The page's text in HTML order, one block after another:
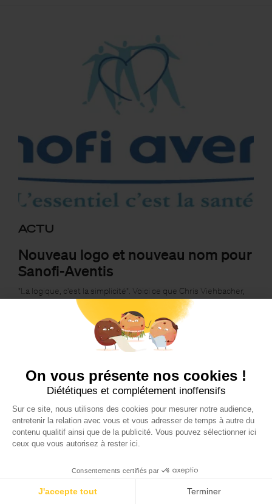
ACTU
Nouveau logo et nouveau nom pour
Sanofi-Aventis
"La logique, c'est la simplicité". Voici ce que Chris Viehbacher,
directeur général de Sanofi-Aventis, a déclaré suite au
changement de nom et de logo. Vendredi dernier, Sanofi-
On vous présente nos cookies !
Diététiques et complétement inoffensifs
Sur ce site, nous utilisons des cookies pour mesurer notre audience,
entretenir la relation avec vous et vous adresser de temps à autre du
contenu qualitif ainsi que de la publicité. Vous pouvez sélectionner ici
ceux que vous autorisez à rester ici.
Consentements certifiés par
J'accepte tout Terminer